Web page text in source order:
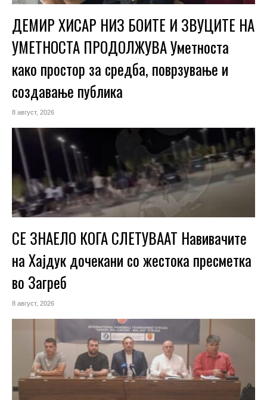
ДЕМИР ХИСАР НИЗ БОИТЕ И ЗВУЦИТЕ НА
УМЕТНОСТА ПРОДОЛЖУВА Уметноста
како простор за средба, поврзување и
создавање публика
8 август, 2026
СЕ ЗНАЕЛО КОГА СЛЕТУВААТ Навивачите
на Хајдук дочекани со жестока пресметка
во Загреб
8 август, 2026